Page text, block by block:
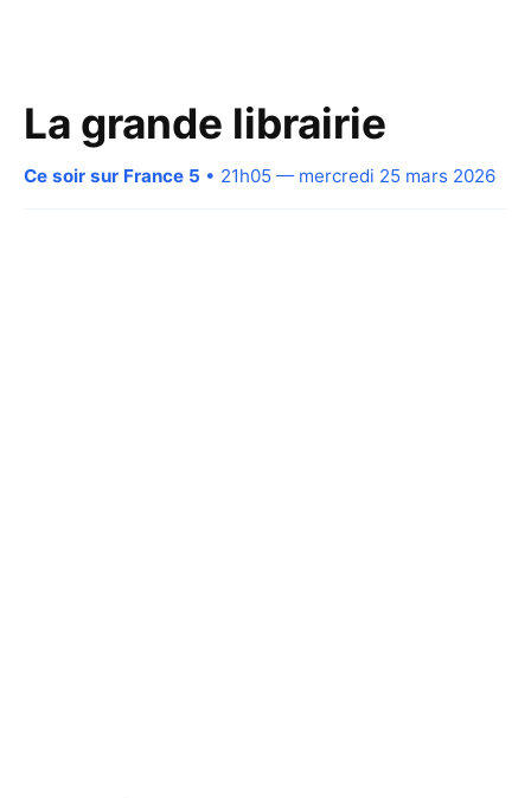
La grande librairie
Ce soir sur France 5 • 21h05 — mercredi 25 mars 2026